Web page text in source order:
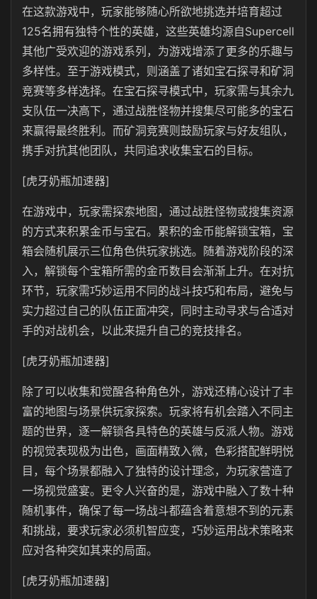
在这款游戏中，玩家能够随心所欲地挑选并培育超过
125名拥有独特个性的英雄，这些英雄均源自Supercell
其他广受欢迎的游戏系列，为游戏增添了更多的乐趣与
多样性。至于游戏模式，则涵盖了诸如宝石探寻和矿洞
竞赛等多样选择。在宝石探寻模式中，玩家需与其余九
支队伍一决高下，通过战胜怪物并搜集尽可能多的宝石
来赢得最终胜利。而矿洞竞赛则鼓励玩家与好友组队，
携手对抗其他团队，共同追求收集宝石的目标。
[虎牙奶瓶加速器]
在游戏中，玩家需探索地图，通过战胜怪物或搜集资源
的方式来积累金币与宝石。累积的金币能解锁宝箱，宝
箱会随机展示三位角色供玩家挑选。随着游戏阶段的深
入，解锁每个宝箱所需的金币数目会渐渐上升。在对抗
环节，玩家需巧妙运用不同的战斗技巧和布局，避免与
实力超过自己的队伍正面冲突，同时主动寻求与合适对
手的对战机会，以此来提升自己的竞技排名。
[虎牙奶瓶加速器]
除了可以收集和觉醒各种角色外，游戏还精心设计了丰
富的地图与场景供玩家探索。玩家将有机会踏入不同主
题的世界，逐一解锁各具特色的英雄与反派人物。游戏
的视觉表现极为出色，画面精致入微，色彩搭配鲜明悦
目，每个场景都融入了独特的设计理念，为玩家营造了
一场视觉盛宴。更令人兴奋的是，游戏中融入了数十种
随机事件，确保了每一场战斗都蕴含着意想不到的元素
和挑战，要求玩家必须机智应变，巧妙运用战术策略来
应对各种突如其来的局面。
[虎牙奶瓶加速器]